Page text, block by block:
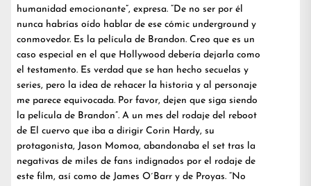
humanidad emocionante”, expresa. “De no ser por él
nunca habrías oído hablar de ese cómic underground y
conmovedor. Es la película de Brandon. Creo que es un
caso especial en el que Hollywood debería dejarla como
el testamento. Es verdad que se han hecho secuelas y
series, pero la idea de rehacer la historia y al personaje
me parece equivocada. Por favor, dejen que siga siendo
la película de Brandon”. A un mes del rodaje del reboot
de El cuervo que iba a dirigir Corin Hardy, su
protagonista, Jason Momoa, abandonaba el set tras la
negativas de miles de fans indignados por el rodaje de
este film, así como de James O´Barr y de Proyas. “No